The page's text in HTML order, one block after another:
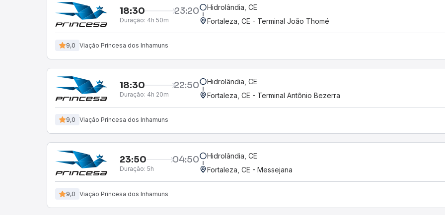
18:30 23:20
Duração: 4h 50m
Hidrolândia, CE
Fortaleza, CE - Terminal João Thomé
9,0 Viação Princesa dos Inhamuns
18:30 22:50
Duração: 4h 20m
Hidrolândia, CE
Fortaleza, CE - Terminal Antônio Bezerra
9,0 Viação Princesa dos Inhamuns
23:50 04:50
Duração: 5h
Hidrolândia, CE
Fortaleza, CE - Messejana
9,0 Viação Princesa dos Inhamuns